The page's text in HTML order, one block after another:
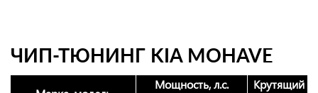
ЧИП-ТЮНИНГ KIA MOHAVE
Мощность, л.с. Крутящий